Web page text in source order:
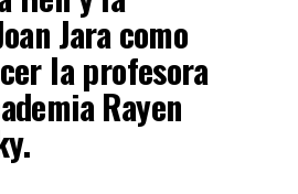
Jara como
la profesora
Rayen